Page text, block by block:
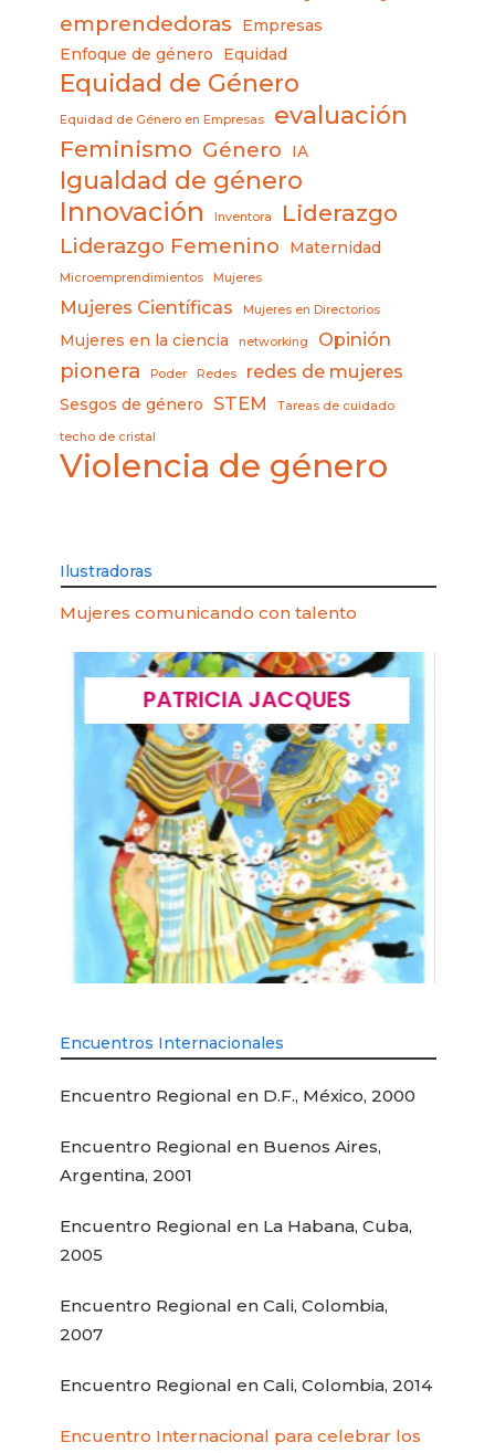
emprendedoras
Empresas
Enfoque de género
Equidad
Equidad de Género
Equidad de Género en Empresas evaluación
Feminismo Género IA
Igualdad de género
Innovación Inventora Liderazgo
Liderazgo Femenino Maternidad
Microemprendimientos Mujeres
Mujeres Científicas Mujeres en Directorios
Mujeres en la ciencia networking Opinión
pionera Poder Redes redes de mujeres
Sesgos de género STEM Tareas de cuidado
techo de cristal
Violencia de género
Ilustradoras
Mujeres comunicando con talento
PATRICIA JACQUES
Encuentros Internacionales
Encuentro Regional en D.F., México, 2000
Encuentro Regional en Buenos Aires,
Argentina, 2001
Encuentro Regional en La Habana, Cuba,
2005
Encuentro Regional en Cali, Colombia,
2007
Encuentro Regional en Cali, Colombia, 2014
Encuentro Internacional para celebrar los